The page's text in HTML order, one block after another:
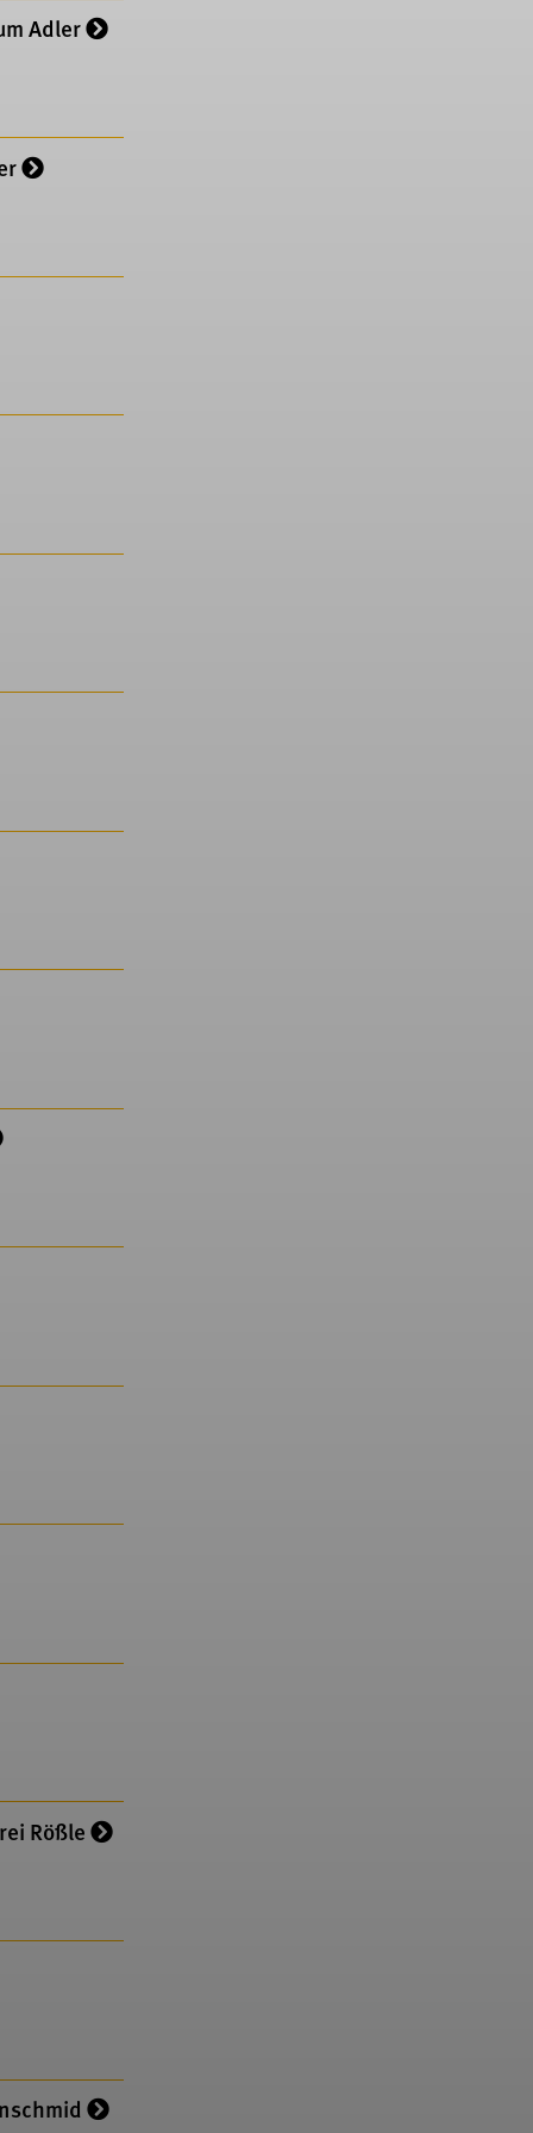
Adler
Rößle